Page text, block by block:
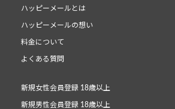
ハッピーメールとは
ハッピーメールの想い
料金について
よくある質問
新規女性会員登録 18歳以上
新規男性会員登録 18歳以上